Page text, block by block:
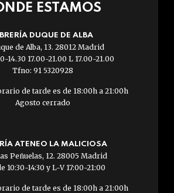
ESTAMOS
DUQUE DE ALBA
de Alba, 13. 28012 Madrid
14.30 17.00-21.00 L 17.00-21.00
Tfno: 91 5320928
de tarde es de 18:00h a 21:00h
Agosto cerrado
ATENEO LA MALICIOSA
Peñuelas, 12. 28005 Madrid
10:30-14:30 y L-V 17:00-21:00
de tarde es de 18:00h a 21:00h